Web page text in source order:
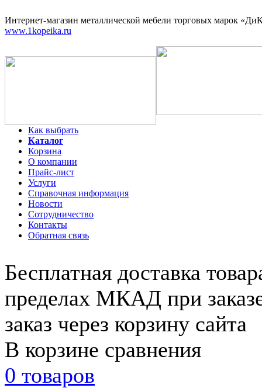
Интернет-магазин металлической мебели торговых марок
www.1kopeika.ru
Как выбрать
Каталог
Корзина
О компании
Прайс-лист
Услуги
Справочная информация
Новости
Сотрудничество
Контакты
Обратная связь
Бесплатная доставка
пределах МКАД при
заказ через корзину сайта
В корзине сравнения
0 товаров